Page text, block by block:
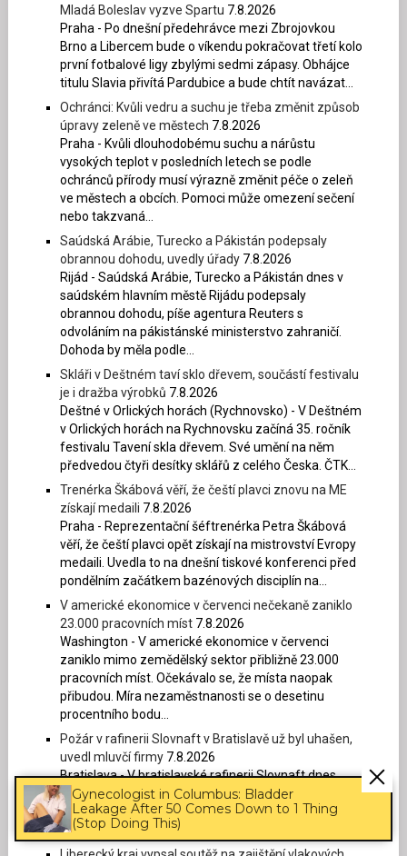
Gynecologist in Columbus: Bladder
Leakage After 50 Comes Down to 1 Thing
(Stop Doing This)
Mladá Boleslav vyzve Spartu 7.8.2026
Praha - Po dnešní předehrávce mezi Zbrojovkou
Brno a Libercem bude o víkendu pokračovat třetí kolo
první fotbalové ligy zbylými sedmi zápasy. Obhájce
titulu Slavia přivítá Pardubice a bude chtít navázat...
Ochránci: Kvůli vedru a suchu je třeba změnit způsob
úpravy zeleně ve městech 7.8.2026
Praha - Kvůli dlouhodobému suchu a nárůstu
vysokých teplot v posledních letech se podle
ochránců přírody musí výrazně změnit péče o zeleň
ve městech a obcích. Pomoci může omezení sečení
nebo takzvaná...
Saúdská Arábie, Turecko a Pákistán podepsaly
obrannou dohodu, uvedly úřady 7.8.2026
Rijád - Saúdská Arábie, Turecko a Pákistán dnes v
saúdském hlavním městě Rijádu podepsaly
obrannou dohodu, píše agentura Reuters s
odvoláním na pákistánské ministerstvo zahraničí.
Dohoda by měla podle...
Skláři v Deštném taví sklo dřevem, součástí festivalu
je i dražba výrobků 7.8.2026
Deštné v Orlických horách (Rychnovsko) - V Deštném
v Orlických horách na Rychnovsku začíná 35. ročník
festivalu Tavení skla dřevem. Své umění na něm
předvedou čtyři desítky sklářů z celého Česka. ČTK...
Trenérka Škábová věří, že čeští plavci znovu na ME
získají medaili 7.8.2026
Praha - Reprezentační šéftrenérka Petra Škábová
věří, že čeští plavci opět získají na mistrovství Evropy
medaili. Uvedla to na dnešní tiskové konferenci před
pondělním začátkem bazénových disciplín na...
V americké ekonomice v červenci nečekaně zaniklo
23.000 pracovních míst 7.8.2026
Washington - V americké ekonomice v červenci
zaniklo mimo zemědělský sektor přibližně 23.000
pracovních míst. Očekávalo se, že místa naopak
přibudou. Míra nezaměstnanosti se o desetinu
procentního bodu...
Požár v rafinerii Slovnaft v Bratislavě už byl uhašen,
uvedl mluvčí firmy 7.8.2026
Bratislava - V bratislavské rafinerii Slovnaft dnes
hořelo, slovenskou metropolí se šířil hustý černý dým.
Budovami v okolí areálu otřásl výbuch. Na místě
zasahovali hasiči, kteří lidi v okolí žádali,...